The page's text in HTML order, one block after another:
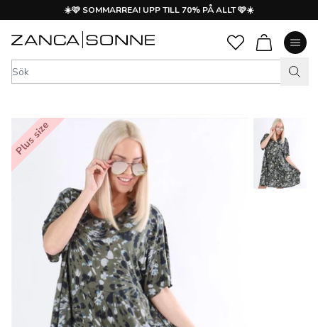
☀️🩷 SOMMARREA! UPP TILL 70% PÅ ALLT 🩷☀️
Plus size